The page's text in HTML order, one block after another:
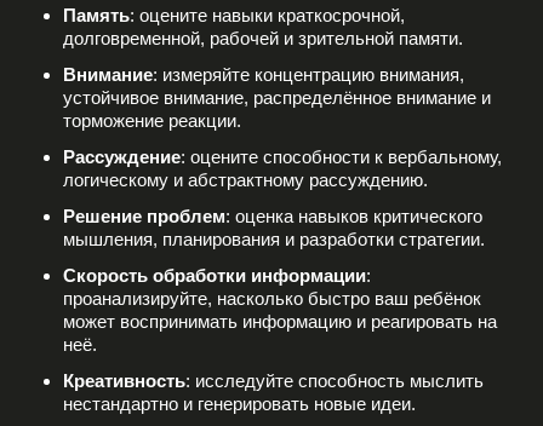
Память: оцените навыки краткосрочной,
долговременной, рабочей и зрительной памяти.
Внимание: измеряйте концентрацию внимания,
устойчивое внимание, распределённое внимание и
торможение реакции.
Рассуждение: оцените способности к вербальному,
логическому и абстрактному рассуждению.
Решение проблем: оценка навыков критического
мышления, планирования и разработки стратегии.
Скорость обработки информации:
проанализируйте, насколько быстро ваш ребёнок
может воспринимать информацию и реагировать на
неё.
Креативность: исследуйте способность мыслить
нестандартно и генерировать новые идеи.